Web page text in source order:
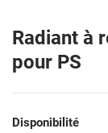
Radiant à
pour PS
Disponibilité